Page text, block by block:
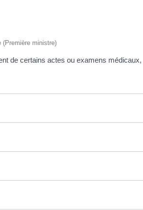
(Première ministre)
de certains actes ou examens